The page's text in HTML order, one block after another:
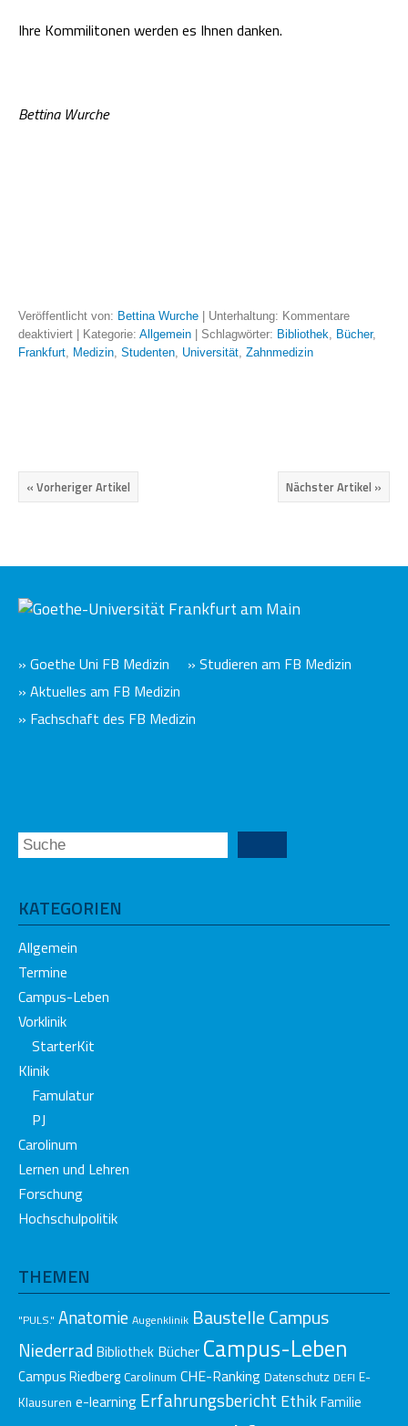
Ihre Kommilitonen werden es Ihnen danken.
Bettina Wurche
Veröffentlicht von: Bettina Wurche | Unterhaltung: Kommentare
deaktiviert
| Kategorie: Allgemein | Schlagwörter: Bibliothek, Bücher,
Frankfurt, Medizin, Studenten, Universität, Zahnmedizin
Nächster Artikel »
« Vorheriger Artikel
» Goethe Uni FB Medizin
» Studieren am FB Medizin
» Aktuelles am FB Medizin
» Fachschaft des FB Medizin
KATEGORIEN
Allgemein
Termine
Campus-Leben
Vorklinik
StarterKit
Klinik
Famulatur
PJ
Carolinum
Lernen und Lehren
Forschung
Hochschulpolitik
THEMEN
"PULS." Anatomie Augenklinik Baustelle Campus
Niederrad Bibliothek Bücher Campus-Leben
Campus Riedberg Carolinum CHE-Ranking Datenschutz DEFI E-
Klausuren e-learning Erfahrungsbericht EthikFamilie